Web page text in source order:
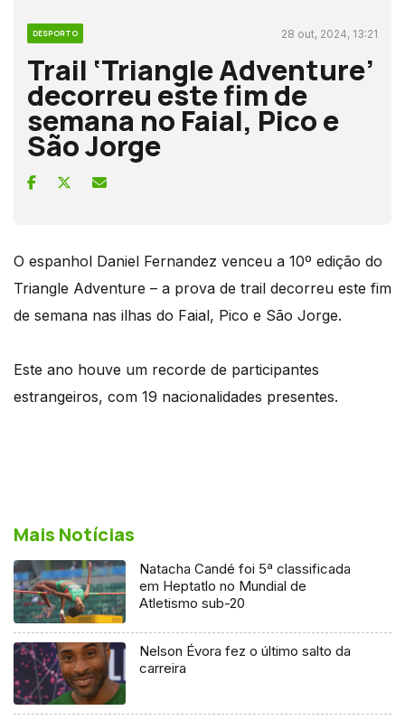
DESPORTO 28 out, 2024, 13:21
Trail ‘Triangle Adventure’
decorreu este fim de
semana no Faial, Pico e
São Jorge
O espanhol Daniel Fernandez venceu a 10º edição do
Triangle Adventure – a prova de trail decorreu este fim
de semana nas ilhas do Faial, Pico e São Jorge.
Este ano houve um recorde de participantes
estrangeiros, com 19 nacionalidades presentes.
Mais Notícias
Natacha Candé foi 5ª classificada
em Heptatlo no Mundial de
Atletismo sub-20
Nelson Évora fez o último salto da
carreira